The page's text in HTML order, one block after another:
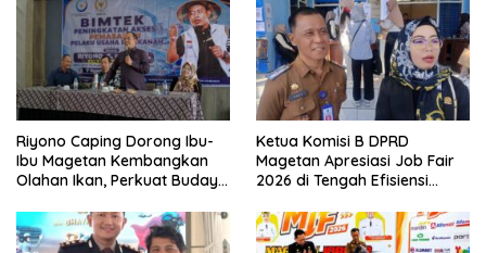
Riyono Caping Dorong Ibu-
Ibu Magetan Kembangkan
Olahan Ikan, Perkuat Budaya
Ketua Komisi B DPRD
Magetan Apresiasi Job Fair
2026 di Tengah Efisiensi